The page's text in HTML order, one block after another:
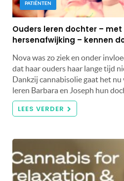
PATIËNTEN
Ouders leren dochter –
hersenafwijking – kennen
Nova was zo ziek en onder
dat haar ouders haar lange tijd
Dankzij cannabisolie gaat het
leren Barbara en Joseph hun
LEES VERDER